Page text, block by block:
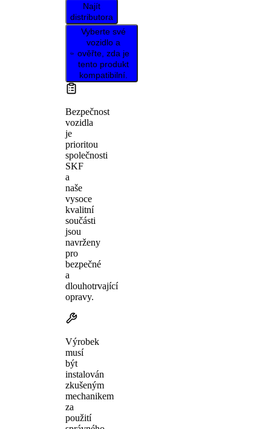
Najít
distributora
Vyberte své
vozidlo a
ověřte, zda je
tento produkt
kompatibilní.
Bezpečnost
vozidla
je
prioritou
společnosti
SKF
a
naše
vysoce
kvalitní
součásti
jsou
navrženy
pro
bezpečné
a
dlouhotrvající
opravy.
Výrobek
musí
být
instalován
zkušeným
mechanikem
za
použití